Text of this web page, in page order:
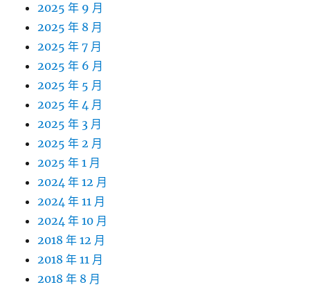
2025 年 9 月
2025 年 8 月
2025 年 7 月
2025 年 6 月
2025 年 5 月
2025 年 4 月
2025 年 3 月
2025 年 2 月
2025 年 1 月
2024 年 12 月
2024 年 11 月
2024 年 10 月
2018 年 12 月
2018 年 11 月
2018 年 8 月